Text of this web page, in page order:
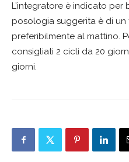
L’integratore è indicato per
posologia suggerita è di
preferibilmente al mattino.
consigliati 2 cicli da 20
giorni.